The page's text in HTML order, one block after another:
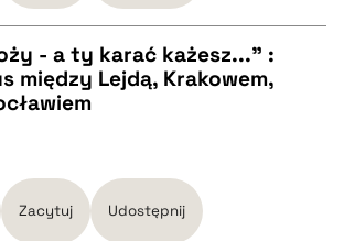
- a ty karać każesz..." :
między Lejdą, Krakowem,
Zacytuj Udostępnij